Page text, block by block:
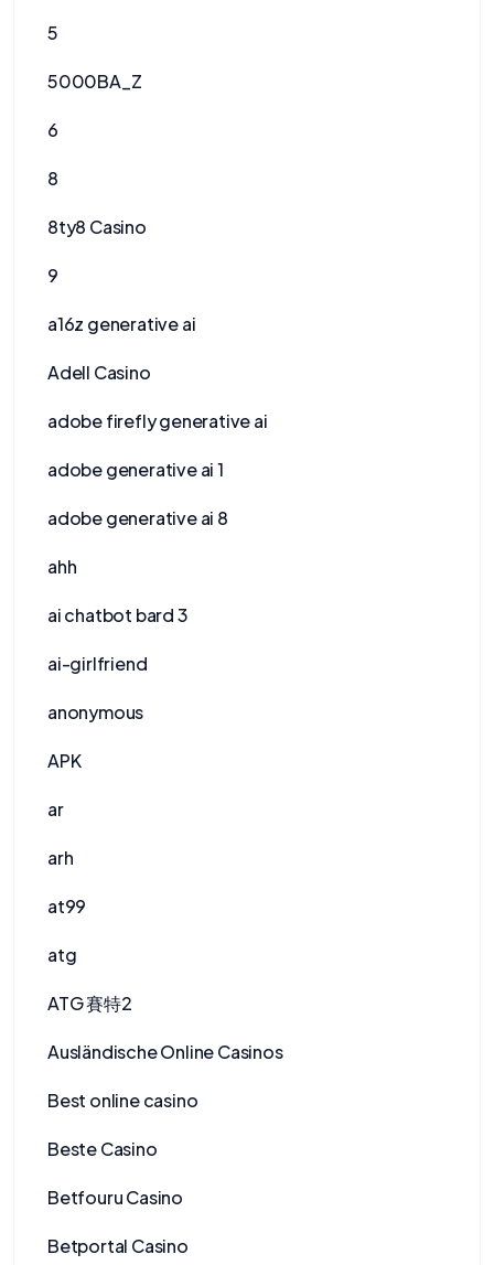
5
5000BA_Z
6
8
8ty8 Casino
9
a16z generative ai
Adell Casino
adobe firefly generative ai
adobe generative ai 1
adobe generative ai 8
ahh
ai chatbot bard 3
ai-girlfriend
anonymous
APK
ar
arh
at99
atg
ATG 賽特2
Ausländische Online Casinos
Best online casino
Beste Casino
Betfouru Casino
Betportal Casino